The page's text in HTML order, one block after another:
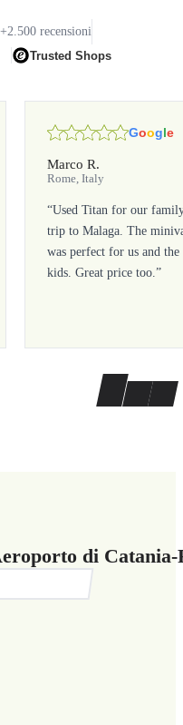
+2.500 recensioni
Trusted Shops
Google
Marco R.
Rome, Italy
“Used Titan for our
trip to Malaga. The
was perfect for us and the
kids. Great price too.”
di Catania-